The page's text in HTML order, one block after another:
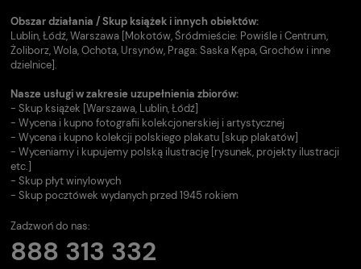
Obszar działania / Skup książek i innych obiektów:
Lublin, Łódź, Warszawa [Mokotów, Śródmieście: Powiśle i Centrum,
Żoliborz, Wola, Ochota, Ursynów, Praga: Saska Kępa, Grochów i inne
dzielnice].
Nasze usługi w zakresie uzupełnienia zbiorów:
- Skup książek [Warszawa, Lublin, Łódź]
- Wycena i kupno fotografii kolekcjonerskiej i artystycznej
- Wycena i kupno kolekcji polskiego plakatu [skup plakatów]
- Wyceniamy i kupujemy polską ilustrację [rysunek, projekty ilustracji
etc.]
- Skup płyt winylowych
- Skup pocztówek wydanych przed 1945 rokiem
Zadzwoń do nas:
888 313 332